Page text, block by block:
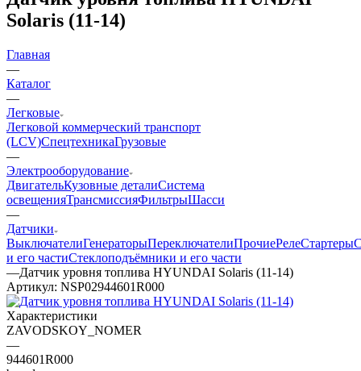
Solaris (11-14)
Главная
—
Каталог
—
Легковые
Легковой коммерческий транспорт
(LCV)СпецтехникаГрузовые
—
Электрооборудование
ДвигательКузовные деталиСистема
освещенияТрансмиссияФильтрыШасси
—
Датчики
ВыключателиГенераторыПереключателиПрочиеРелеСтартеры
и его частиСтеклоподъёмники и его части
—Датчик уровня топлива HYUNDAI Solaris (11-14)
Артикул: NSP02944601R000
Характеристики
ZAVODSKOY_NOMER
—
944601R000